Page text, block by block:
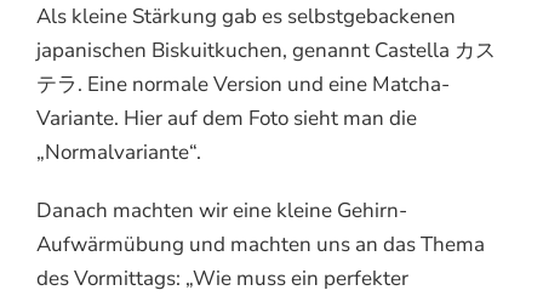
Als kleine Stärkung gab es selbstgebackenen
japanischen Biskuitkuchen, genannt Castella カス
テラ. Eine normale Version und eine Matcha-
Variante. Hier auf dem Foto sieht man die
„Normalvariante“.
Danach machten wir eine kleine Gehirn-
Aufwärmübung und machten uns an das Thema
des Vormittags: „Wie muss ein perfekter